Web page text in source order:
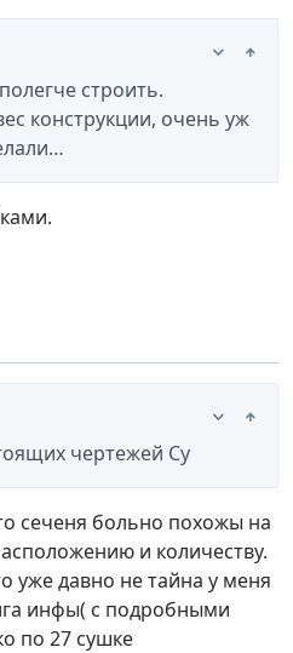
строить.
конструкции, очень уж
чертежей Су
сеченя больно похожы на
и количеству.
уже давно не тайна у меня
инфы( с подробными
по 27 сушке